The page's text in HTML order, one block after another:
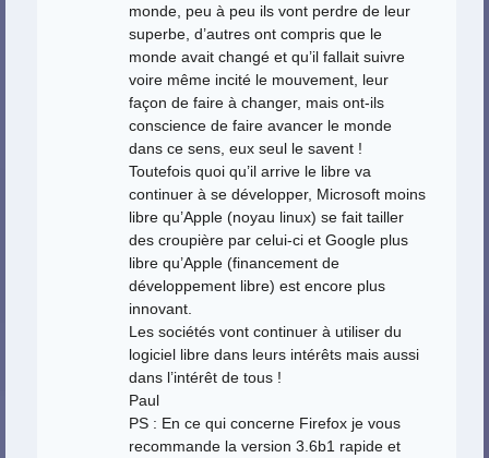
monde, peu à peu ils vont perdre de leur
superbe, d’autres ont compris que le
monde avait changé et qu’il fallait suivre
voire même incité le mouvement, leur
façon de faire à changer, mais ont-ils
conscience de faire avancer le monde
dans ce sens, eux seul le savent !
Toutefois quoi qu’il arrive le libre va
continuer à se développer, Microsoft moins
libre qu’Apple (noyau linux) se fait tailler
des croupière par celui-ci et Google plus
libre qu’Apple (financement de
développement libre) est encore plus
innovant.
Les sociétés vont continuer à utiliser du
logiciel libre dans leurs intérêts mais aussi
dans l’intérêt de tous !
Paul
PS : En ce qui concerne Firefox je vous
recommande la version 3.6b1 rapide et